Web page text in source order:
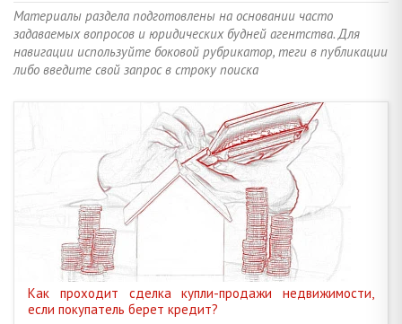
НЕЖИЛОЙ ФОНД • КОММЕРЧЕСКАЯ НЕДВИЖИМОСТЬ
КРЕДИТЫ И ЗАЙМЫ • СУБСИДИИ • ПОРУЧИТЕЛЬСТВО, ЗАЛОГ
ОПЕКА И ПОПЕЧИТЕЛЬСТВО • НЕСОВЕРШЕННОЛЕТНИЕ ДЕТИ
СОВМЕСТНАЯ И ДОЛЕВАЯ СОБСТВЕННОСТЬ • БРАК И СЕМЬЯ
ДАРЕНИЕ • ЗАВЕЩАНИЕ, НАСЛЕДСТВО • РЕНТА
НАЙМ И АРЕНДА ЖИЛЬЯ • ДЛИТЕЛЬНЫЙ И КОРОТКИЙ СРОК 6
Материалы раздела подготовлены на основании часто
задаваемых вопросов и юридических будней агентства. Для
навигации используйте боковой рубрикатор, теги в публикации
либо введите свой запрос в строку поиска
Как проходит сделка купли-продажи недвижимости,
если покупатель берет кредит?